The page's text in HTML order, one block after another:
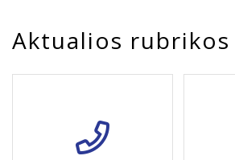
Aktualios rubrikos